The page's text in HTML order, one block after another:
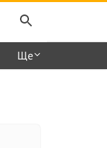
Ще